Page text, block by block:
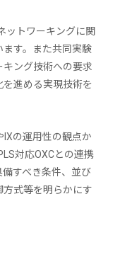
ットワーキングに関
す。また共同実験
ング技術への要求
進める実現技術を
の運用性の観点か
対応OXCとの連携
すべき条件、並び
式等を明らかにす